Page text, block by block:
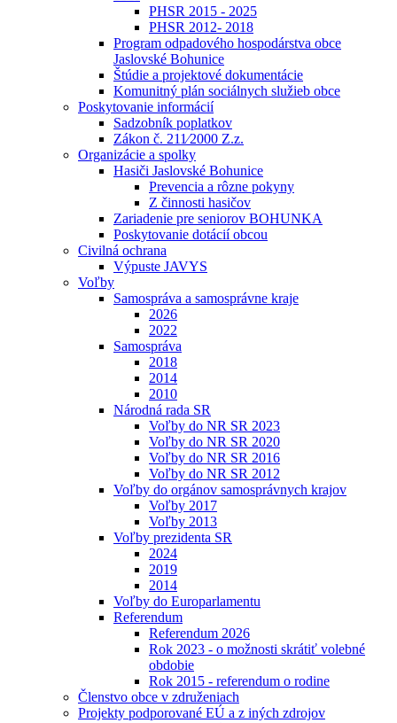
PHSR 2015 - 2025
PHSR 2012- 2018
Program odpadového hospodárstva obce
Jaslovské Bohunice
Štúdie a projektové dokumentácie
Komunitný plán sociálnych služieb obce
Poskytovanie informácií
Sadzobník poplatkov
Zákon č. 211⁄2000 Z.z.
Organizácie a spolky
Hasiči Jaslovské Bohunice
Prevencia a rôzne pokyny
Z činnosti hasičov
Zariadenie pre seniorov BOHUNKA
Poskytovanie dotácií obcou
Civilná ochrana
Výpuste JAVYS
Voľby
Samospráva a samosprávne kraje
2026
2022
Samospráva
2018
2014
2010
Národná rada SR
Voľby do NR SR 2023
Voľby do NR SR 2020
Voľby do NR SR 2016
Voľby do NR SR 2012
Voľby do orgánov samosprávnych krajov
Voľby 2017
Voľby 2013
Voľby prezidenta SR
2024
2019
2014
Voľby do Europarlamentu
Referendum
Referendum 2026
Rok 2023 - o možnosti skrátiť volebné
obdobie
Rok 2015 - referendum o rodine
Členstvo obce v združeniach
Projekty podporované EÚ a z iných zdrojov